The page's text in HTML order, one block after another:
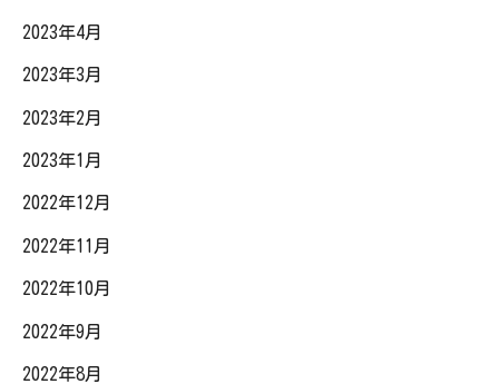
2023年4月
2023年3月
2023年2月
2023年1月
2022年12月
2022年11月
2022年10月
2022年9月
2022年8月